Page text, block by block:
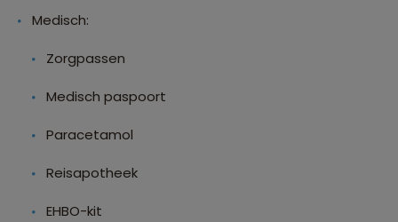
Medisch:
Zorgpassen
Medisch paspoort
Paracetamol
Reisapotheek
EHBO-kit